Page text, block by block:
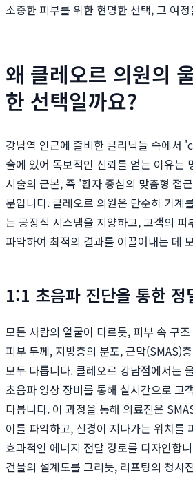
소중한 피부를 위한 현명한 선택, 그 여
왜 클레오르 의원의
한 선택일까요?
강남역 인근에 즐비한 클리닉들 속에서
술에 있어 독보적인 신뢰를 얻는 이유는
시술의 근본, 즉 '환자 중심의 맞춤형 접
문입니다. 클레오르 의원은 단순히 기계
는 공장식 시스템을 지양하고, 고객의 피
파악하여 최적의 결과를 이끌어내는 데
1:1 초음파 진단을 통한 정
모든 사람의 얼굴이 다르듯, 피부 속 구
피부 두께, 지방층의 분포, 근막(SMAS)
모두 다릅니다. 클레오르 강남점에서는
초음파 영상 장비를 통해 실시간으로 고
다봅니다. 이 과정을 통해 의료진은
이를 파악하고, 신경이 지나가는 위치를
효과적인 에너지 전달 경로를 디자인합
건물의 설계도를 그리듯, 리프팅의 청사